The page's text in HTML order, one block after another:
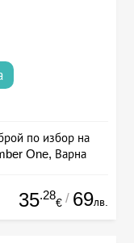
по избор на
One, Варна
35.28
€ / 69лв.